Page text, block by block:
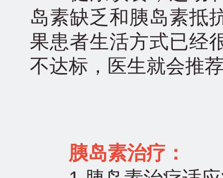
岛素缺乏和胰岛素抵
果患者生活方式已经
不达标，医生就会推
胰岛素治疗：